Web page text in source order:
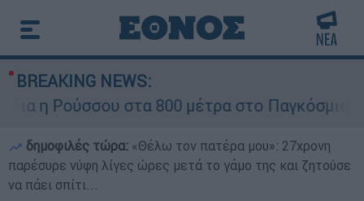
BREAKING NEWS:
η Ρούσσου στα 800 μέτρα στο Παγκόσμιο
δημοφιλές τώρα: «Θέλω τον πατέρα μου»: 27χρονη
παρέσυρε νύφη λίγες ώρες μετά το γάμο της και ζητούσε
να πάει σπίτι...